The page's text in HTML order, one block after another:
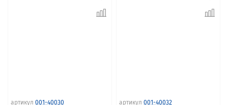
артикул 001-40030 артикул 001-40032